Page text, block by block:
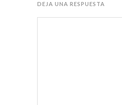
DEJA UNA RESPUESTA